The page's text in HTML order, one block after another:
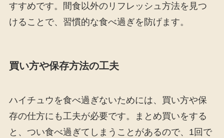
すすめです。間食以外のリフレッシュ方法を見つ
けることで、習慣的な食べ過ぎを防げます。
買い方や保存方法の工夫
ハイチュウを食べ過ぎないためには、買い方や保
存の仕方にも工夫が必要です。まとめ買いをする
と、つい食べ過ぎてしまうことがあるので、1回で